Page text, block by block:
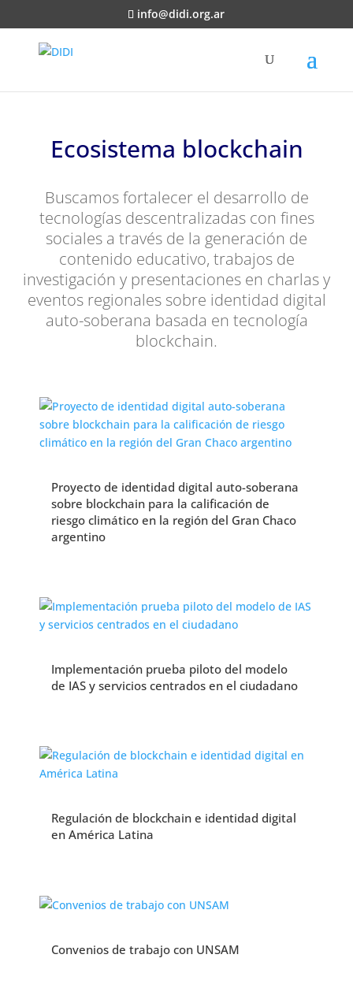
info@didi.org.ar
Ecosistema blockchain
Buscamos fortalecer el desarrollo de
tecnologías descentralizadas con fines
sociales a través de la generación de
contenido educativo, trabajos de
investigación y presentaciones en charlas y
eventos regionales sobre identidad digital
auto-soberana basada en tecnología
blockchain.
Proyecto de identidad digital auto-soberana
sobre blockchain para la calificación de
riesgo climático en la región del Gran Chaco
argentino
Implementación prueba piloto del modelo
de IAS y servicios centrados en el ciudadano
Regulación de blockchain e identidad digital
en América Latina
Convenios de trabajo con UNSAM